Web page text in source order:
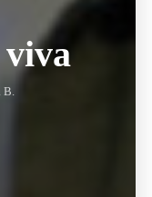
B.